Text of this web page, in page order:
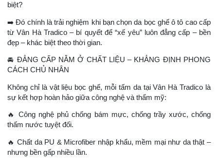
biệt?
➡ ️ Đó chính là trải nghiệm khi bạn chọn da bọc ghế ô tô cao cấp
từ Vân Hà Tradico – bí quyết để “xế yêu” luôn đẳng cấp – bền
đẹp – khác biệt theo thời gian.
🚘 ĐẲNG CẤP NẰM Ở CHẤT LIỆU – KHẲNG ĐỊNH PHONG
CÁCH CHỦ NHÂN
Không chỉ là vật liệu bọc ghế, mỗi tấm da tại Vân Hà Tradico là
sự kết hợp hoàn hảo giữa công nghệ và thẩm mỹ:
🔥
Công nghệ phủ chống bám mực, chống trầy xước, chống
thấm nước tuyệt đối.
🔥 Chất da PU & Microfiber nhập khẩu, mềm mại như da thật –
nhưng bền gấp nhiều lần.